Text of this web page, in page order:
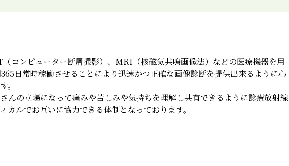
（コンピューター断層撮影）、MRI（核磁気共鳴画像法）などの医療機器を用
日常時稼働させることにより迅速かつ正確な画像診断を提供出来るように心
。
んの立場になって痛みや苦しみや気持ちを理解し共有できるように診療放射線
カルでお互いに協力できる体制となっております。